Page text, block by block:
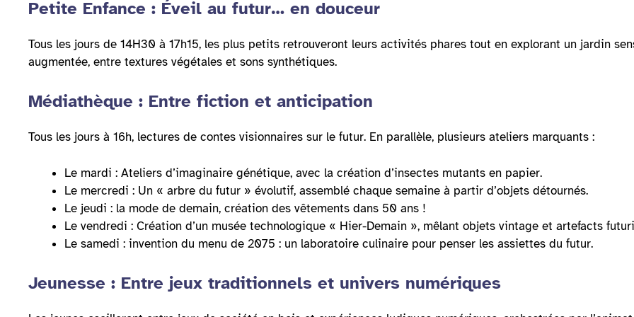
Petite Enfance : Éveil au futur… en douceur
Tous les jours de 14H30 à 17h15, les plus petits retrouveront leurs activités phares tout en explorant un jardin
augmentée, entre textures végétales et sons synthétiques.
Médiathèque : Entre fiction et anticipation
Tous les jours à 16h, lectures de contes visionnaires sur le futur. En parallèle, plusieurs ateliers marquants :
Le mardi : Ateliers d’imaginaire génétique, avec la création d’insectes mutants en papier.
Le mercredi : Un « arbre du futur » évolutif, assemblé chaque semaine à partir d’objets détournés.
Le jeudi : la mode de demain, création des vêtements dans 50 ans !
Le vendredi : Création d’un musée technologique « Hier-Demain », mêlant objets vintage et artefacts
Le samedi : invention du menu de 2075 : un laboratoire culinaire pour penser les assiettes du futur.
Jeunesse : Entre jeux traditionnels et univers numériques